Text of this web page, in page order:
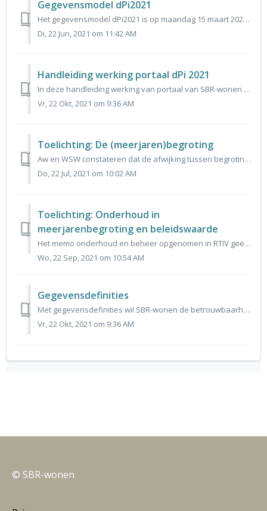
Gegevensmodel dPi2021
Het gegevensmodel dPi2021 is op maandag 15 maart 2021 door Stuurgroep VIW vastgesteld. Dit gegevensmodel is voorafgaand afgestemd in de Expertgroep. Het ge...
Di, 22 Jun, 2021 om 11:42 AM
Handleiding werking portaal dPi 2021
In deze handleiding werking van portaal van SBR-wonen voor dPi 2021 leggen wij stapsgewijs uit hoe het portaal werkt. Het gaat om de volgende stappen: - al...
Vr, 22 Okt, 2021 om 9:36 AM
Toelichting: De (meerjaren)begroting
Aw en WSW constateren dat de afwijking tussen begroting en realisatie soms wel erg groot is. Zij vragen daarom nogmaals aandacht voor het kader dat in de Ha...
Do, 22 Jul, 2021 om 10:02 AM
Toelichting: Onderhoud in
meerjarenbegroting en beleidswaarde
Het memo onderhoud en beheer opgenomen in RTIV geeft kaders voor verantwoording van onderhouds- en beheerkosten. Naar aanleiding van enkele praktijkvoorbeel...
Wo, 22 Sep, 2021 om 10:54 AM
Gegevensdefinities
Met gegevensdefinities wil SBR-wonen de betrouwbaarheid en eenduidigheid van informatie in de gegevensopvraag dPi en dVi verder verbeteren en het proces van...
Vr, 22 Okt, 2021 om 9:36 AM
© SBR-wonen